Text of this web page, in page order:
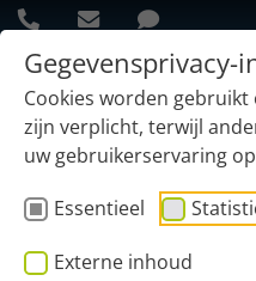
Gegevensprivacy-
Cookies worden
zijn verplicht, terwijl
uw gebruikerservaring
Essentieel
Externe inhoud